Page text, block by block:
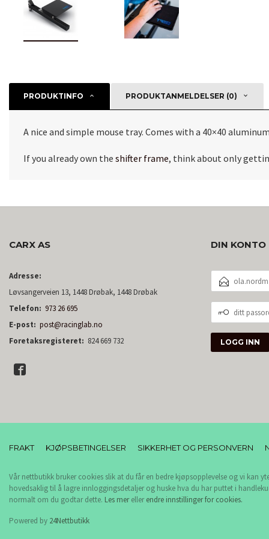
PRODUKTINFO PRODUKTANMELDELSER (0)
A nice and simple mouse tray. Comes with a 40×40
If you already own the shifter frame, think about only
CARX AS
Adresse:
Løvsangerveien 13, 1448 Drøbak, 1448 Drøbak
Telefon: 973 26 695
E-post: post@racinglab.no
Foretaksregisteret: 824 669 732
DIN KONTO
POSTADRESSE
PASSORD
FRAKT KJØPSBETINGELSER SIKKERHET OG PERSONVERN
Vår nettbutikk bruker cookies slik at du får en bedre kjøpsopplevelse og vi kan
hovedsaklig til å lagre innloggingsdetaljer og huske hva du har puttet i
normalt om du godtar dette. Les merellerendre innstillinger for cookies.
Powered by 24Nettbutikk